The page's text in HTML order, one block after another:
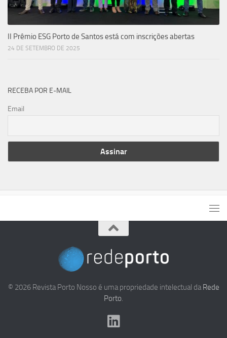
II Prêmio ESG Porto de Santos está com inscrições abertas
24 DE SETEMBRO DE 2025
RECEBA POR E-MAIL
Email
© 2026 Revista Porto Nosso é uma propriedade intelectual daRede
Porto.